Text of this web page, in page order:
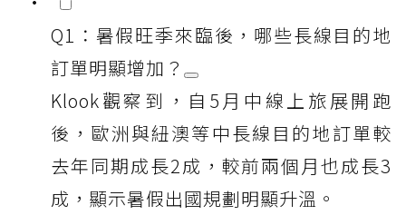
Q1：暑假旺季來臨後，哪些長線目的地
訂單明顯增加？
Klook觀察到，自5月中線上旅展開跑
後，歐洲與紐澳等中長線目的地訂單較
去年同期成長2成，較前兩個月也成長3
成，顯示暑假出國規劃明顯升溫。